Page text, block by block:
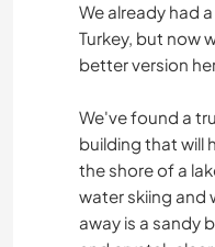
We already had
Turkey, but now
better version
We've found a
building that will
the shore of a
water skiing and
away is a sandy